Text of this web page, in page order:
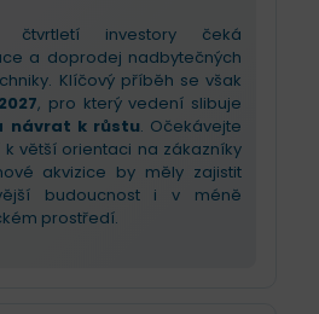
čtvrtletí investory čeká
a doprodej nadbytečných
Klíčový příběh se však
, pro který vedení slibuje
návrat k růstu. Očekávejte
větší orientaci na zákazníky
akvizice by měly zajistit
budoucnost i v méně
prostředí.